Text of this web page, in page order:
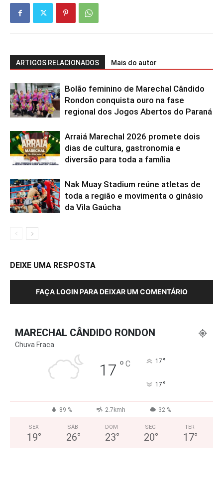
ARTIGOS RELACIONADOS Mais do autor
Bolão feminino de Marechal Cândido
Rondon conquista ouro na fase
regional dos Jogos Abertos do Paraná
Arraiá Marechal 2026 promete dois
dias de cultura, gastronomia e
diversão para toda a família
Nak Muay Stadium reúne atletas de
toda a região e movimenta o ginásio
da Vila Gaúcha
DEIXE UMA RESPOSTA
FAÇA LOGIN PARA DEIXAR UM COMENTÁRIO
MARECHAL CÂNDIDO RONDON
Chuva Fraca
17 ° C 17 °
17 °
89 % 2.7kmh 32 %
SEX
19°
SÁB
26°
DOM
23°
SEG
20°
TER
17°